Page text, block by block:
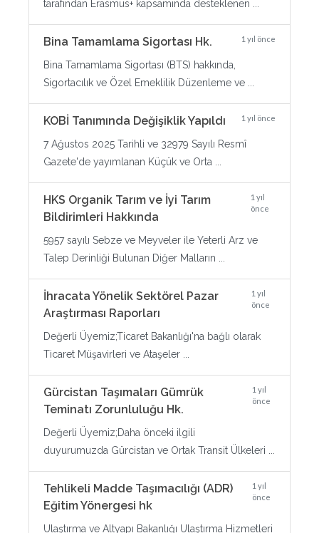
tarafından Erasmus+ kapsamında desteklenen ...
Bina Tamamlama Sigortası Hk. 1 yıl önce
Bina Tamamlama Sigortası (BTS) hakkında,
Sigortacılık ve Özel Emeklilik Düzenleme ve ...
KOBİ Tanımında Değişiklik Yapıldı 1 yıl önce
7 Ağustos 2025 Tarihli ve 32979 Sayılı Resmî
Gazete'de yayımlanan Küçük ve Orta ...
HKS Organik Tarım ve İyi Tarım
Bildirimleri Hakkında
1 yıl
önce
5957 sayılı Sebze ve Meyveler ile Yeterli Arz ve
Talep Derinliği Bulunan Diğer Malların ...
İhracata Yönelik Sektörel Pazar
Araştırması Raporları
1 yıl
önce
Değerli Üyemiz;Ticaret Bakanlığı'na bağlı olarak
Ticaret Müşavirleri ve Ataşeler ...
Gürcistan Taşımaları Gümrük
Teminatı Zorunluluğu Hk.
1 yıl
önce
Değerli Üyemiz;Daha önceki ilgili
duyurumuzda Gürcistan ve Ortak Transit Ülkeleri ...
Tehlikeli Madde Taşımacılığı (ADR)
Eğitim Yönergesi hk
1 yıl
önce
Ulaştırma ve Altyapı Bakanlığı Ulaştırma Hizmetleri